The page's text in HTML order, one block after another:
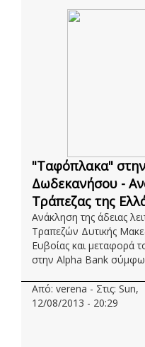
"Ταφόπλακα"
Δωδεκανήσου -
Τράπεζας της
Ανάκληση της άδειας
Τραπεζών Δυτικής
Ευβοίας και μεταφορά
στην Alpha Bank
Από: verena - Στις: Sun,
12/08/2013 - 20:29